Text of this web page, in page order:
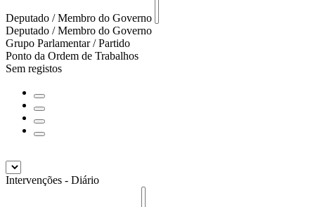
Deputado / Membro do Governo
Deputado / Membro do Governo
Grupo Parlamentar / Partido
Ponto da Ordem de Trabalhos
Sem registos
Intervenções - Diário